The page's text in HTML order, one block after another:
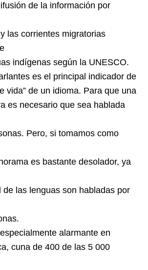
de la información por
las corrientes migratorias
indígenas según la UNESCO.
es el principal indicador de
vida” de un idioma. Para que una
es necesario que sea hablada
Pero, si tomamos como
es bastante desolador, ya
de las lenguas son habladas por
alarmante en
cuna de 400 de las 5 000